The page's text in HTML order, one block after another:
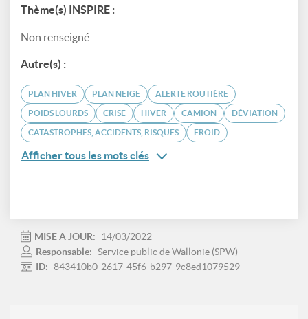
Thème(s) INSPIRE :
Non renseigné
Autre(s) :
PLAN HIVER PLAN NEIGE ALERTE ROUTIÈRE
POIDS LOURDS CRISE HIVER CAMION DÉVIATION
CATASTROPHES, ACCIDENTS, RISQUES FROID
Afficher tous les mots clés
MISE À JOUR:
14/03/2022
Responsable: Service public de Wallonie (SPW)
ID: 843410b0-2617-45f6-b297-9c8ed1079529